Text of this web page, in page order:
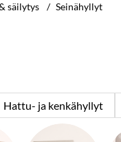
säilytys Seinähyllyt
Hattu- ja kenkähyllyt